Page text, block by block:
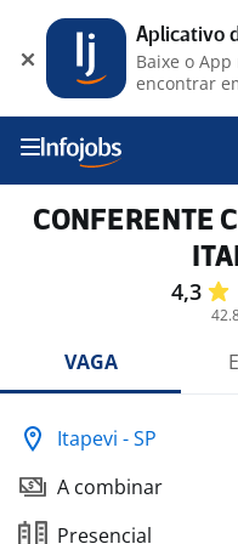
CONFERENTE
4,3
VAGA
Itapevi - SP
A combinar
Presencial
Aplicativo
Baixe o
encontrar